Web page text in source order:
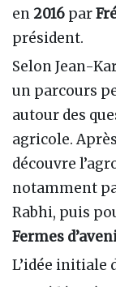
en 2016 par
président.
Selon Jean-
un parcours
autour des
agricole.
découvre
notamment
Rabhi, puis
Fermes
L’idée initiale